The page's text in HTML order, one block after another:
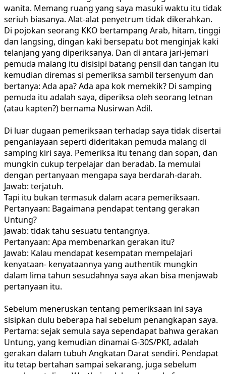
wanita. Memang ruang yang saya masuki waktu itu tidak
seriuh biasanya. Alat-alat penyetrum tidak dikerahkan.
Di pojokan seorang KKO bertampang Arab, hitam, tinggi
dan langsing, dingan kaki bersepatu bot menginjak kaki
telanjang yang diperiksanya. Dan di antara jari-jemari
pemuda malang itu disisipi batang pensil dan tangan itu
kemudian diremas si pemeriksa sambil tersenyum dan
bertanya: Ada apa? Ada apa kok memekik? Di samping
pemuda itu adalah saya, diperiksa oleh seorang letnan
(atau kapten?) bernama Nusirwan Adil.
Di luar dugaan pemeriksaan terhadap saya tidak disertai
penganiayaan seperti dideritakan pemuda malang di
samping kiri saya. Pemeriksa itu tenang dan sopan, dan
mungkin cukup terpelajar dan beradab. Ia memulai
dengan pertanyaan mengapa saya berdarah-darah.
Jawab: terjatuh.
Tapi itu bukan termasuk dalam acara pemeriksaan.
Pertanyaan: Bagaimana pendapat tentang gerakan
Untung?
Jawab: tidak tahu sesuatu tentangnya.
Pertanyaan: Apa membenarkan gerakan itu?
Jawab: Kalau mendapat kesempatan mempelajari
kenyataan- kenyataannya yang authentik mungkin
dalam lima tahun sesudahnya saya akan bisa menjawab
pertanyaan itu.
Sebelum meneruskan tentang pemeriksaan ini saya
sisipkan dulu beberapa hal sebelum penangkapan saya.
Pertama: sejak semula saya sependapat bahwa gerakan
Untung, yang kemudian dinamai G-30S/PKI, adalah
gerakan dalam tubuh Angkatan Darat sendiri. Pendapat
itu tetap bertahan sampai sekarang, juga sebelum